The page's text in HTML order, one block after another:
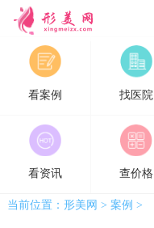
形美网
看案例 找医院
看资讯 查价格
当前位置： 形美网 > 案例 >